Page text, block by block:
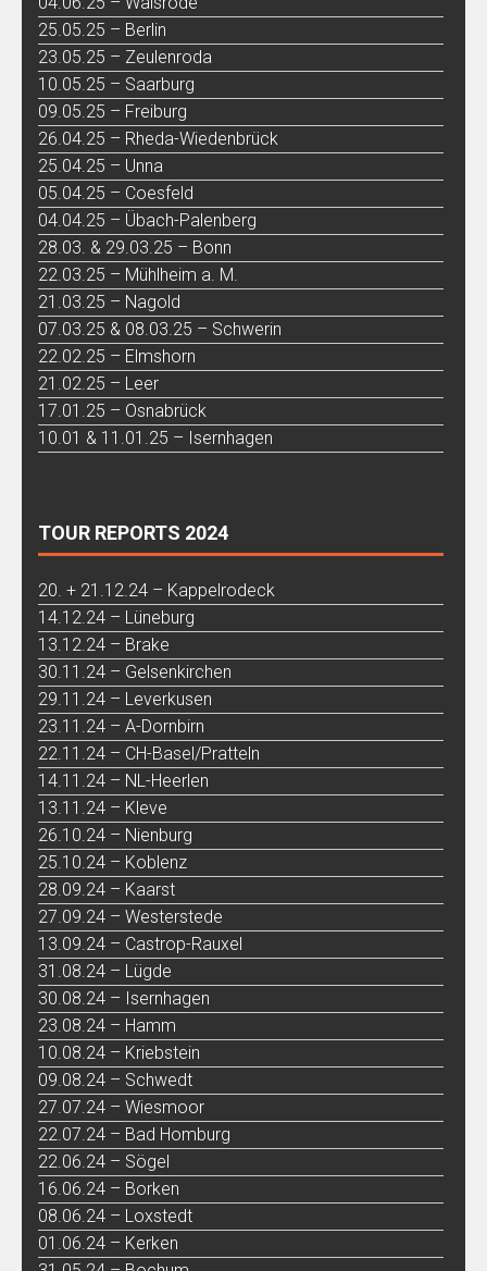
25.05.25 – Berlin
23.05.25 – Zeulenroda
10.05.25 – Saarburg
09.05.25 – Freiburg
26.04.25 – Rheda-Wiedenbrück
25.04.25 – Unna
05.04.25 – Coesfeld
04.04.25 – Übach-Palenberg
28.03. & 29.03.25 – Bonn
22.03.25 – Mühlheim a. M.
21.03.25 – Nagold
07.03.25 & 08.03.25 – Schwerin
22.02.25 – Elmshorn
21.02.25 – Leer
17.01.25 – Osnabrück
10.01 & 11.01.25 – Isernhagen
TOUR REPORTS 2024
20. + 21.12.24 – Kappelrodeck
14.12.24 – Lüneburg
13.12.24 – Brake
30.11.24 – Gelsenkirchen
29.11.24 – Leverkusen
23.11.24 – A-Dornbirn
22.11.24 – CH-Basel/Pratteln
14.11.24 – NL-Heerlen
13.11.24 – Kleve
26.10.24 – Nienburg
25.10.24 – Koblenz
28.09.24 – Kaarst
27.09.24 – Westerstede
13.09.24 – Castrop-Rauxel
31.08.24 – Lügde
30.08.24 – Isernhagen
23.08.24 – Hamm
10.08.24 – Kriebstein
09.08.24 – Schwedt
27.07.24 – Wiesmoor
22.07.24 – Bad Homburg
22.06.24 – Sögel
16.06.24 – Borken
08.06.24 – Loxstedt
01.06.24 – Kerken